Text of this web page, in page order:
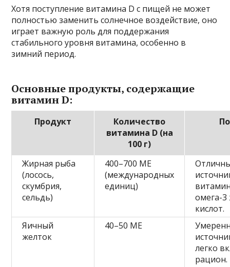
Хотя поступление витамина D с пищей не может
полностью заменить солнечное воздействие, оно
играет важную роль для поддержания
стабильного уровня витамина, особенно в
зимний период.
Основные продукты, содержащие
витамин D:
Продукт
Количество
витамина D (на
100 г)
Жирная рыба
(лосось,
скумбрия,
сельдь)
400–700 МЕ
(международных
единиц)
омега-
кислот.
Яичный
желток
40–50 МЕ
легко
рацион.